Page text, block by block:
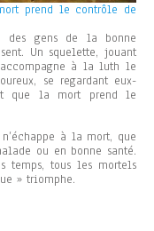
prend le contrôle de
des gens de la bonne
Un squelette, jouant
à la luth le
se regardant eux-
que la mort prend le
à la mort, que
ou en bonne santé.
temps, tous les mortels
» triomphe.